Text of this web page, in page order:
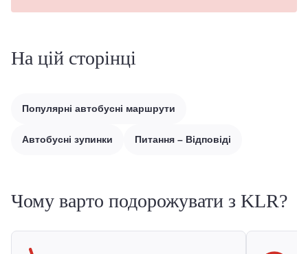
На цій сторінці
Популярні автобусні маршрути
Автобусні зупинки Питання – Відповіді
Чому варто подорожувати з KLR?